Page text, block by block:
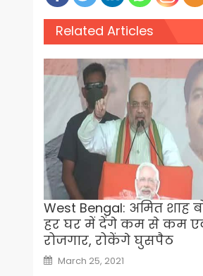
Related Articles
West Bengal: अमित शाह
हर घर में देंगे कम से कम
रोजगार, रोकेंगे घुसपैठ
Posted
on
March 25, 2021